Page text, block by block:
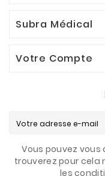
Subra Médical
Votre Compte
Vous pouvez
trouverez pour cela
les